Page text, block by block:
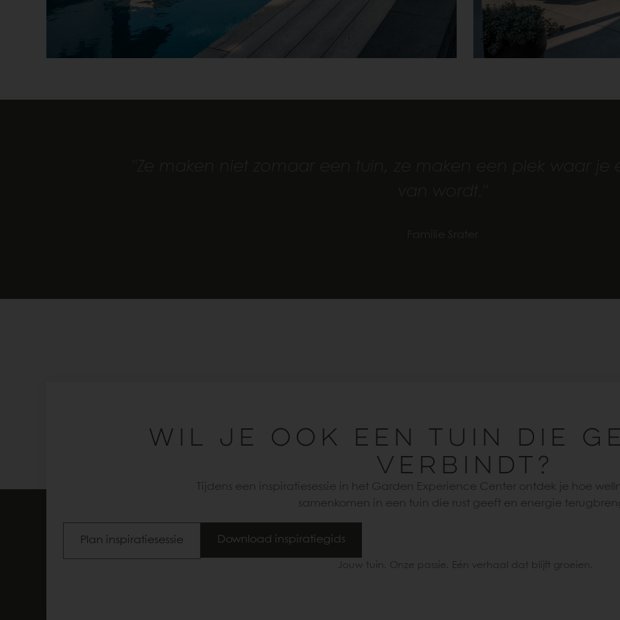
WIL JE OOK EEN TUIN DIE
VERBINDT?
Tijdens een inspiratiesessie in het Garden Experience Center ontdek je hoe
samenkomen in een tuin die rust geeft en energie
Plan inspiratiesessie Download inspiratiegids
Jouw tuin. Onze passie. Eén verhaal dat blijft groeien.